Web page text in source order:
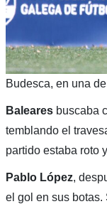
Budesca, en una
Balearesbuscaba
temblando el
partido estaba roto
Pablo López,
el gol en sus botas.